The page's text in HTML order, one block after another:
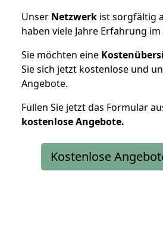
Unser Netzwerk ist sorgfältig
haben viele Jahre Erfahrung
Sie möchten eine
Sie sich jetzt kostenlose und
Angebote.
Füllen Sie jetzt das Formular
kostenloseAngebote.
Kostenlose